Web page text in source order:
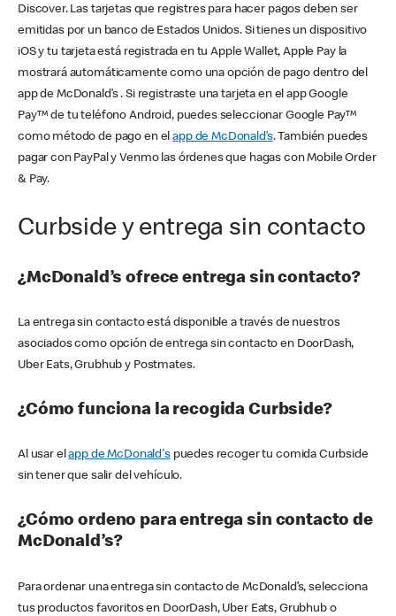
Discover. Las tarjetas que registres para hacer pagos deben ser
emitidas por un banco de Estados Unidos. Si tienes un dispositivo
iOS y tu tarjeta está registrada en tu Apple Wallet, Apple Pay la
mostrará automáticamente como una opción de pago dentro del
app de McDonald’s . Si registraste una tarjeta en el app Google
Pay™ de tu teléfono Android, puedes seleccionar Google Pay™
como método de pago en elapp de McDonald’s. También puedes
pagar con PayPal y Venmo las órdenes que hagas con Mobile Order
& Pay.
Curbside y entrega sin contacto
¿McDonald’s ofrece entrega sin contacto?
La entrega sin contacto está disponible a través de nuestros
asociados como opción de entrega sin contacto en DoorDash,
Uber Eats, Grubhub y Postmates.
¿Cómo funciona la recogida Curbside?
Al usar elapp de McDonald'spuedes recoger tu comida Curbside
sin tener que salir del vehículo.
¿Cómo ordeno para entrega sin contacto de
McDonald’s?
Para ordenar una entrega sin contacto de McDonald’s, selecciona
tus productos favoritos en DoorDash, Uber Eats, Grubhub o